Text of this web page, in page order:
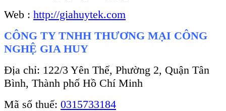
Web : http://giahuytek.com
CÔNG TY TNHH THƯƠNG MẠI CÔNG
NGHỆ GIA HUY
Địa chỉ: 122/3 Yên Thế, Phường 2, Quận Tân
Bình, Thành phố Hồ Chí Minh
Mã số thuế: 0315733184